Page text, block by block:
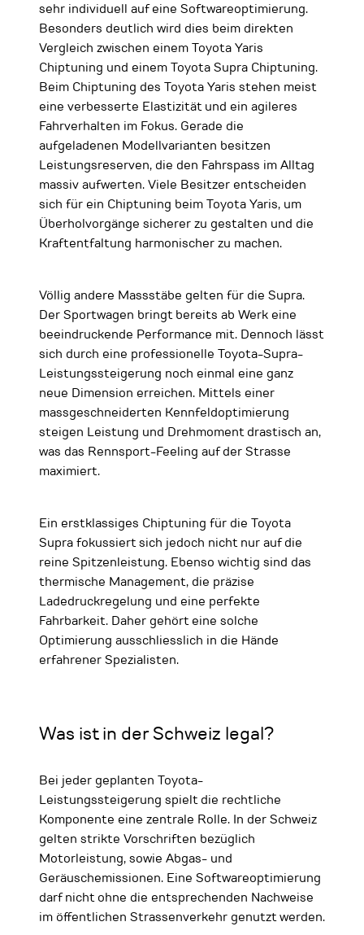
sehr individuell auf eine Softwareoptimierung.
Besonders deutlich wird dies beim direkten
Vergleich zwischen einem Toyota Yaris
Chiptuning und einem Toyota Supra Chiptuning.
Beim Chiptuning des Toyota Yaris stehen meist
eine verbesserte Elastizität und ein agileres
Fahrverhalten im Fokus. Gerade die
aufgeladenen Modellvarianten besitzen
Leistungsreserven, die den Fahrspass im Alltag
massiv aufwerten. Viele Besitzer entscheiden
sich für ein Chiptuning beim Toyota Yaris, um
Überholvorgänge sicherer zu gestalten und die
Kraftentfaltung harmonischer zu machen.
Völlig andere Massstäbe gelten für die Supra.
Der Sportwagen bringt bereits ab Werk eine
beeindruckende Performance mit. Dennoch lässt
sich durch eine professionelle Toyota-Supra-
Leistungssteigerung noch einmal eine ganz
neue Dimension erreichen. Mittels einer
massgeschneiderten Kennfeldoptimierung
steigen Leistung und Drehmoment drastisch an,
was das Rennsport-Feeling auf der Strasse
maximiert.
Ein erstklassiges Chiptuning für die Toyota
Supra fokussiert sich jedoch nicht nur auf die
reine Spitzenleistung. Ebenso wichtig sind das
thermische Management, die präzise
Ladedruckregelung und eine perfekte
Fahrbarkeit. Daher gehört eine solche
Optimierung ausschliesslich in die Hände
erfahrener Spezialisten.
Was ist in der Schweiz legal?
Bei jeder geplanten Toyota-
Leistungssteigerung spielt die rechtliche
Komponente eine zentrale Rolle. In der Schweiz
gelten strikte Vorschriften bezüglich
Motorleistung, sowie Abgas- und
Geräuschemissionen. Eine Softwareoptimierung
darf nicht ohne die entsprechenden Nachweise
im öffentlichen Strassenverkehr genutzt werden.